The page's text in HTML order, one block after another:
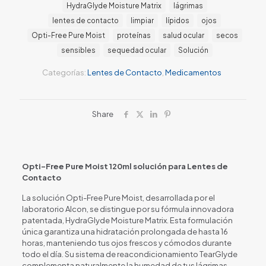
Categorías:Lentes de Contacto Medicamentos
HydraGlyde Moisture Matrix
lágrimas
lentes de contacto
limpiar lípidos
ojos
Opti-Free Pure Moist
proteínas salud ocular
secos
sensibles
sequedad ocular Solución
Share
Opti-Free Pure Moist 120ml solución para Lentes de
Contacto
La solución Opti-Free Pure Moist, desarrollada por el
laboratorio Alcon, se distingue por su fórmula innovadora
patentada, HydraGlyde Moisture Matrix. Esta formulación
única garantiza una hidratación prolongada de hasta 16
horas, manteniendo tus ojos frescos y cómodos durante
todo el día. Su sistema de reacondicionamiento TearGlyde